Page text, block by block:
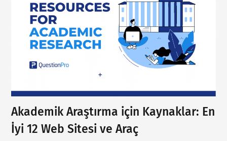
Akademik Araştırma için Kaynaklar: En
İyi 12 Web Sitesi ve Araç